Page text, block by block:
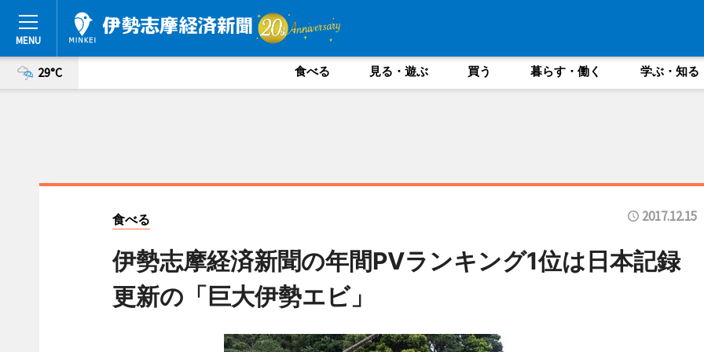
29°C 食べる 見る・遊ぶ 買う 暮らす・働く 学ぶ・知る
食べる 2017.12.15
伊勢志摩経済新聞の年間PVランキング1位は日本記録
更新の「巨大伊勢エビ」